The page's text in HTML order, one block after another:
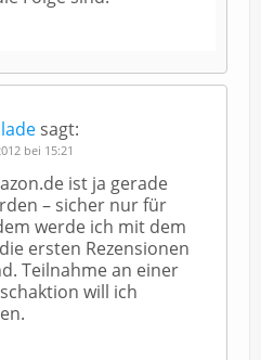
sagt:
bei 15:21
ist ja gerade
– sicher nur für
werde ich mit dem
ersten Rezensionen
Teilnahme an einer
will ich